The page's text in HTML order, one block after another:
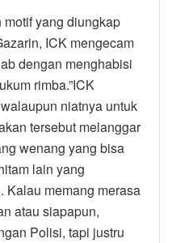
yang diungkap
ICK mengecam
dengan menghabisi
rimba.”ICK
niatnya untuk
tersebut melanggar
wenang yang bisa
lain yang
Kalau memang merasa
atau siapapun,
Polisi, tapi justru